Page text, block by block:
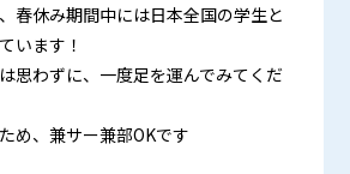
春休み期間中には日本全国の学生と
います！
思わずに、一度足を運んでみてくだ
め、兼サー兼部OKです